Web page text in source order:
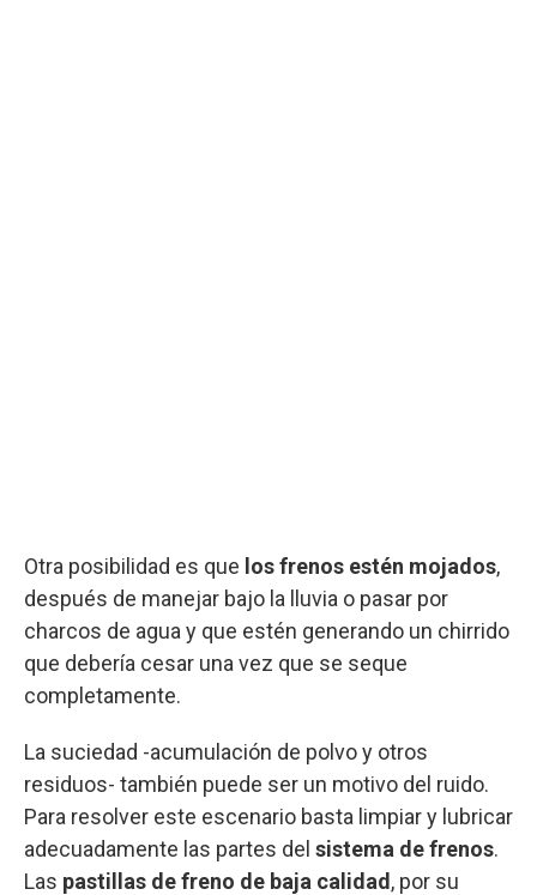
Otra posibilidad es que los frenos estén mojados,
después de manejar bajo la lluvia o pasar por
charcos de agua y que estén generando un chirrido
que debería cesar una vez que se seque
completamente.
La suciedad -acumulación de polvo y otros
residuos- también puede ser un motivo del ruido.
Para resolver este escenario basta limpiar y lubricar
adecuadamente las partes del sistema de frenos.
Las pastillas de freno de baja calidad , por su